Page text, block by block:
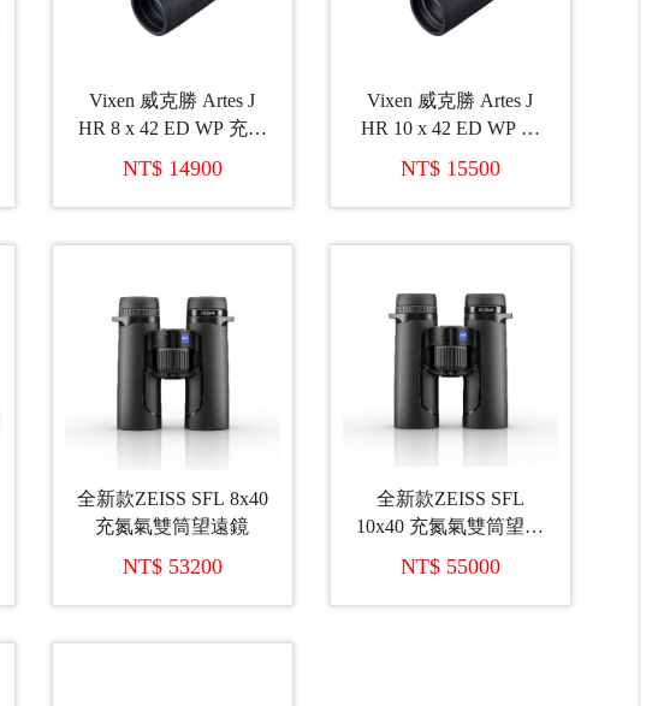
Vixen 威克勝 Artes J
HR 8 x 42 ED WP 充氮
氣雙筒望遠鏡 (日本製
NT$ 14900
Vixen 威克勝 Artes J
HR 10 x 42 ED WP 充
氮氣雙筒望遠鏡 (日本
製造)
NT$ 15500
全新款ZEISS SFL 8x40
充氮氣雙筒望遠鏡
NT$ 53200
全新款ZEISS SFL
10x40 充氮氣雙筒望遠
NT$ 55000